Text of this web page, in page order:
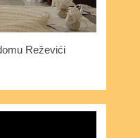
Reževići